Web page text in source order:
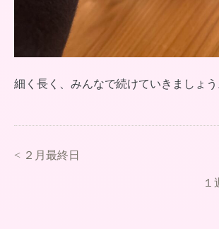
細く長く、みんなで続けていきましょう
< ２月最終日
１